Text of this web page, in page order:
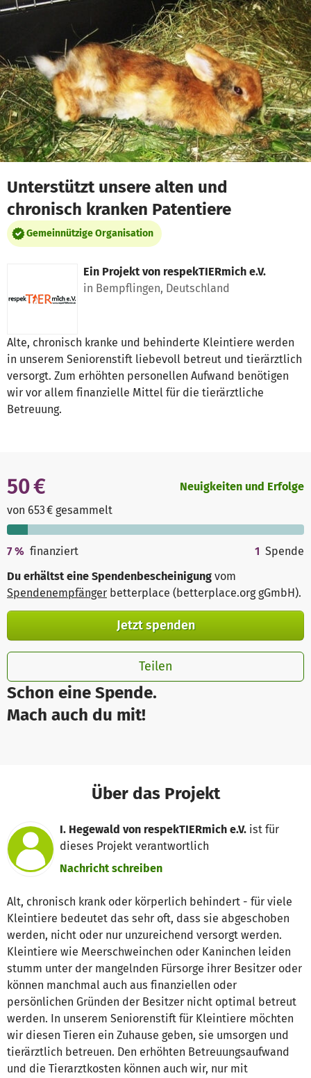
Zum Hauptinhalt springen
Erklärung zur Barrierefreiheit anzeigen
Unterstützt unsere alten und
chronisch kranken Patentiere
Gemeinnützige Organisation
Ein Projekt von respekTIERmich e.V.
in Bempflingen, Deutschland
Alte, chronisch kranke und behinderte Kleintiere werden
in unserem Seniorenstift liebevoll betreut und tierärztlich
versorgt. Zum erhöhten personellen Aufwand benötigen
wir vor allem finanzielle Mittel für die tierärztliche
Betreuung.
Schon eine Spende.
Mach auch du mit!
50 €
von 653 € gesammelt
Neuigkeiten und Erfolge
7% finanziert 1 Spende
Du erhältst eine Spendenbescheinigung vom
Spendenempfänger betterplace (betterplace.org gGmbH).
Jetzt spenden
Teilen
Über das Projekt
I. Hegewald von respekTIERmich e.V. ist für
dieses Projekt verantwortlich
Nachricht schreiben
Alt, chronisch krank oder körperlich behindert - für viele
Kleintiere bedeutet das sehr oft, dass sie abgeschoben
werden, nicht oder nur unzureichend versorgt werden.
Kleintiere wie Meerschweinchen oder Kaninchen leiden
stumm unter der mangelnden Fürsorge ihrer Besitzer oder
können manchmal auch aus finanziellen oder
persönlichen Gründen der Besitzer nicht optimal betreut
werden. In unserem Seniorenstift für Kleintiere möchten
wir diesen Tieren ein Zuhause geben, sie umsorgen und
tierärztlich betreuen. Den erhöhten Betreuungsaufwand
und die Tierarztkosten können auch wir, nur mit